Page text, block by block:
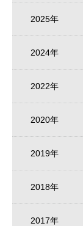
2025年
2024年
2022年
2020年
2019年
2018年
2017年